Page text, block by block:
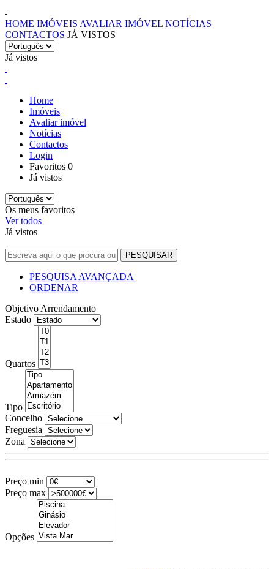
HOME IMÓVEIS AVALIAR IMÓVEL NOTÍCIAS
CONTACTOS JÁ VISTOS
Já vistos
Home
Imóveis
Avaliar imóvel
Notícias
Contactos
Login
Favoritos 0
Já vistos
Os meus favoritos
Ver todos
Já vistos
PESQUISA AVANÇADA
ORDENAR
Objetivo Arrendamento
Estado
Quartos
Tipo
Concelho
Freguesia
Zona
Preço min
Preço max
Opções